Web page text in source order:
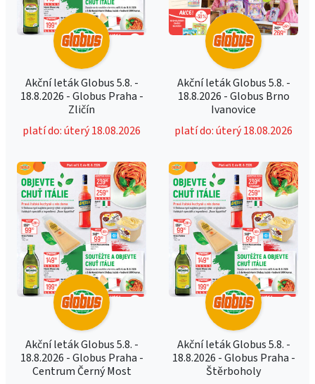
Akční leták Globus 5.8. -
18.8.2026 - Globus Praha -
Zličín
platí do: úterý 18.08.2026
Akční leták Globus 5.8. -
18.8.2026 - Globus Brno
Ivanovice
platí do: úterý 18.08.2026
Akční leták Globus 5.8. -
18.8.2026 - Globus Praha -
Centrum Černý Most
Akční leták Globus 5.8. -
18.8.2026 - Globus Praha -
Štěrboholy